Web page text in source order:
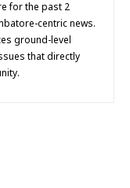
for the past 2
centric news.
ground-level
that directly